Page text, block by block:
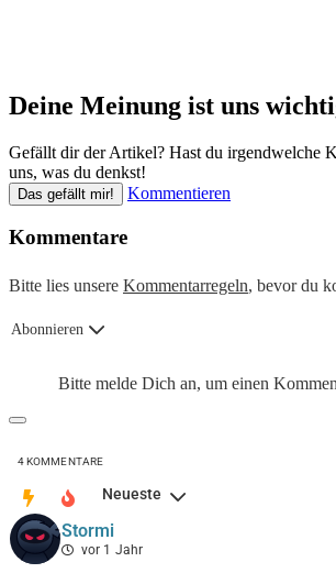
Deine Meinung ist uns
Gefällt dir der Artikel? Hast du irgendwelche
uns, was du denkst!
Das gefällt mir! Kommentieren
Kommentare
Bitte lies unsere Kommentarregeln, bevor du
Abonnieren
Bitte melde Dich an, um einen
4KOMMENTARE
Neueste
Stormi
vor 1 Jahr